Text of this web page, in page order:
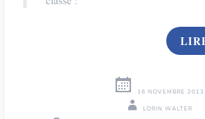
16 NOVEMBRE 2013
LORIN WALTER